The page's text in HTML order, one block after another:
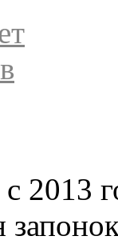
2013